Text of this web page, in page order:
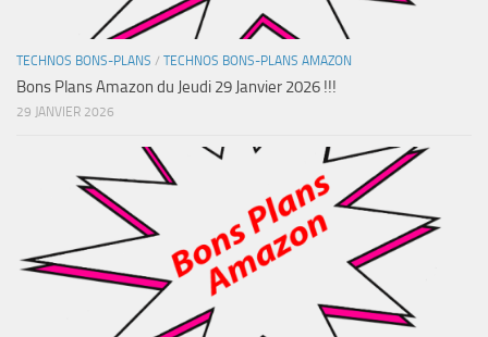
TECHNOS BONS-PLANS / TECHNOS BONS-PLANS AMAZON
Bons Plans Amazon du Jeudi 29 Janvier 2026 !!!
29 JANVIER 2026